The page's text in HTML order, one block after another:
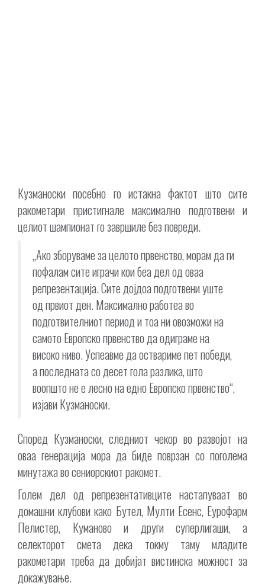
Кузманоски посебно го истакна фактот што сите
ракометари пристигнале максимално подготвени и
целиот шампионат го завршиле без повреди.
„Ако зборуваме за целото првенство, морам да ги
пофалам сите играчи кои беа дел од оваа
репрезентација. Сите дојдоа подготвени уште
од првиот ден. Максимално работеа во
подготвителниот период и тоа ни овозможи на
самото Европско првенство да одиграме на
високо ниво. Успеавме да оствариме пет победи,
а последната со десет гола разлика, што
воопшто не е лесно на едно Европско првенство“,
изјави Кузманоски.
Според Кузманоски, следниот чекор во развојот на
оваа генерација мора да биде поврзан со поголема
минутажа во сениорскиот ракомет.
Голем дел од репрезентативците настапуваат во
домашни клубови како Бутел, Мулти Есенс, Еурофарм
Пелистер, Куманово и други суперлигаши, а
селекторот смета дека токму таму младите
ракометари треба да добијат вистинска можност за
докажување.